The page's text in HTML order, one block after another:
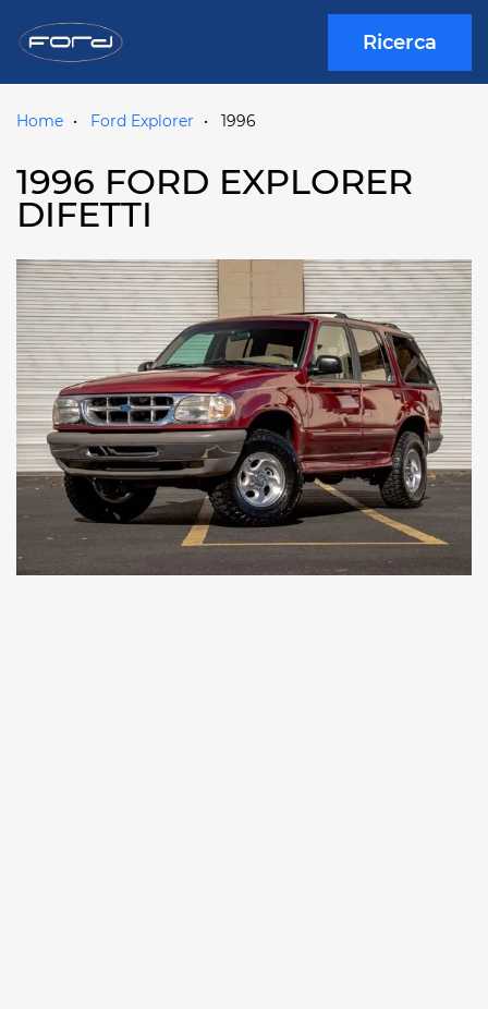
Ricerca
Home Ford Explorer 1996
1996 FORD EXPLORER
DIFETTI